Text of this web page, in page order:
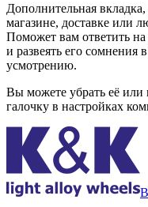
Дополнительная
магазине, доставке или
Поможет вам ответить
и развеять его сомнения
усмотрению.
Вы можете убрать её или
галочку в настройках